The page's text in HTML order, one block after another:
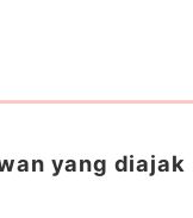
yang diajak